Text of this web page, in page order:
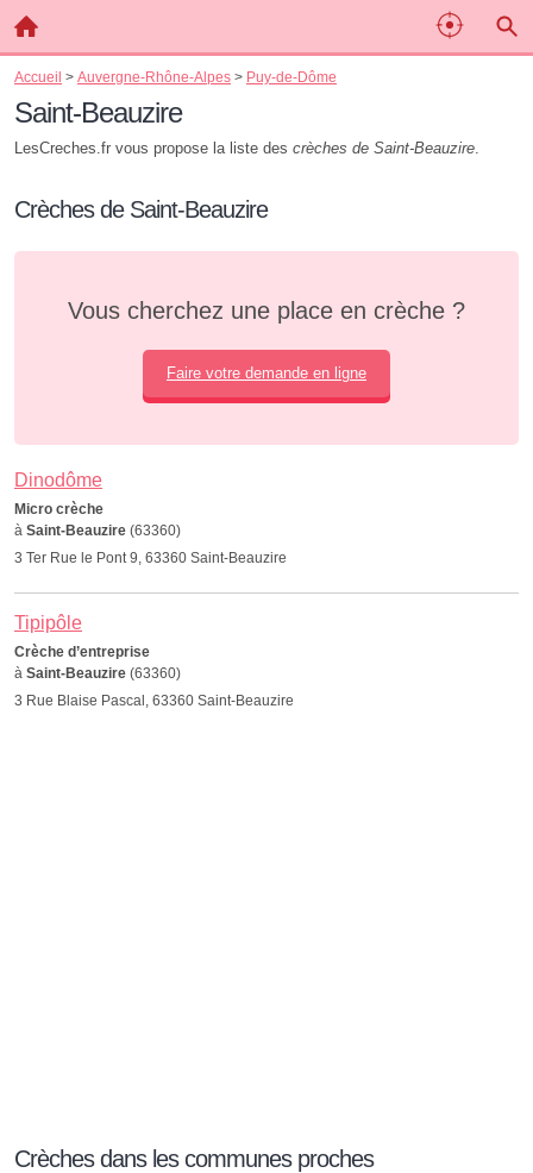
Accueil > Auvergne-Rhône-Alpes > Puy-de-Dôme
Saint-Beauzire
LesCreches.fr vous propose la liste des crèches de Saint-Beauzire.
Crèches de Saint-Beauzire
Vous cherchez une place en crèche ?
Faire votre demande en ligne
Dinodôme
Micro crèche
à Saint-Beauzire (63360)
3 Ter Rue le Pont 9, 63360 Saint-Beauzire
Tipipôle
Crèche d’entreprise
à Saint-Beauzire (63360)
3 Rue Blaise Pascal, 63360 Saint-Beauzire
Crèches dans les communes proches